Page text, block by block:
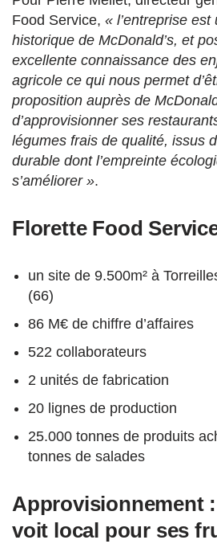
Food Service, « l’entreprise
historique de McDonald’s, et
excellente connaissance des
agricole ce qui nous permet
proposition auprès de
d’approvisionner ses
légumes frais de qualité, issus
durable dont l’empreinte
s’améliorer ».
Florette Food
un site de 9.500m² à
(66)
86 M€ de chiffre d’affaires
522 collaborateurs
2 unités de fabrication
20 lignes de production
25.000 tonnes de produits
tonnes de salades
Approvisionnement
voit local pour ses